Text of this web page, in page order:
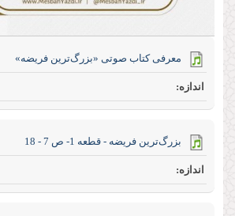
معرفی کتاب صوتی «بزرگ‌ترین فریضه»
بزرگ‌ترین فریضه - قطعه 1- ص 7 - 18